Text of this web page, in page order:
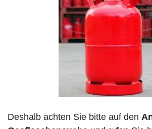
Deshalb achten Sie bitte auf den